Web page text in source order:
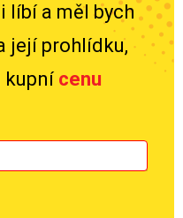
líbí a měl bych
její prohlídku,
kupní cenu